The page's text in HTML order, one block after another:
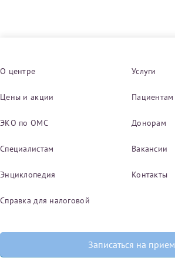
О центре Услуги
Цены и акции Пациентам
ЭКО по ОМС Донорам
Специалистам Вакансии
Энциклопедия Контакты
Справка для налоговой
Записаться на прием